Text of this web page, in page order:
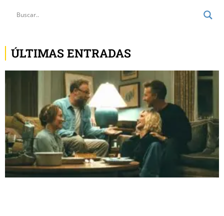
ÚLTIMAS ENTRADAS